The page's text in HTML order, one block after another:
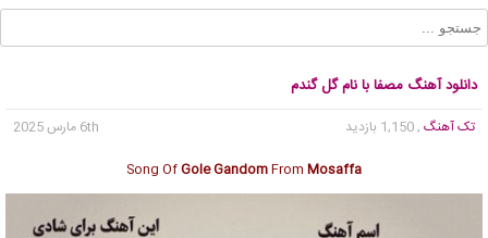
دانلود آهنگ مصفا با نام گل گندم
تک آهنگ , 1,150 بازدید
6th مارس 2025
Song OfGole GandomFrom Mosaffa